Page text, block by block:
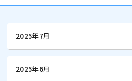
2026年7月
2026年6月